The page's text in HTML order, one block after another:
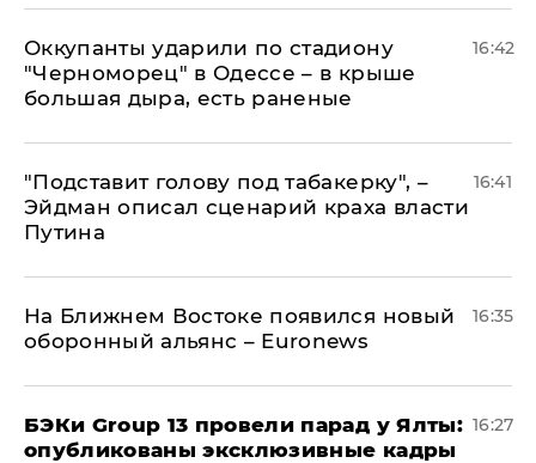
Оккупанты ударили по стадиону
"Черноморец" в Одессе – в крыше
большая дыра, есть раненые
16:42
​"Подставит голову под табакерку", –
Эйдман описал сценарий краха власти
Путина
16:41
На Ближнем Востоке появился новый
оборонный альянс – Euronews
16:35
​БЭКи Group 13 провели парад у Ялты:
опубликованы эксклюзивные кадры
16:27